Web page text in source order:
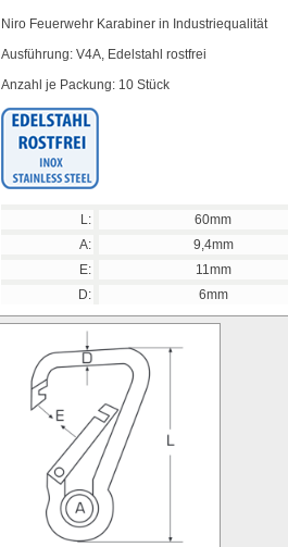
Niro Feuerwehr Karabiner in Industriequalität
Ausführung: V4A, Edelstahl rostfrei
Anzahl je Packung: 10 Stück
L:
60mm
A:
9,4mm
E:
11mm
D:
6mm